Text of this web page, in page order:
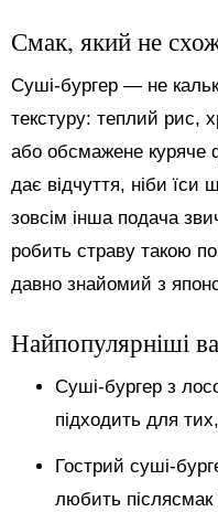
Смак, який не
Суші-бургер — не
текстуру: теплий рис,
або обсмажене куряче
дає відчуття, ніби
зовсім інша подача
робить страву такою
давно знайомий з
Найпопулярніші
Суші-бургер з
підходить для
Гострий суші-
любить післясмак